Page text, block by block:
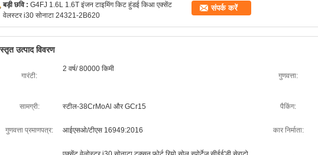
बड़ी छवि : G4FJ 1.6L 1.6T इंजन टाइमिंग किट हुंडई किआ एक्सेंट
वेलस्टर i30 सोनाटा 24321-2B620
संपर्क करें
उत्पाद विवरण
गारंटी:
2 वर्ष/ 80000 किमी
गुणवत्ता:
सामग्री: स्टील-38CrMoAl और GCr15 पैकिंग:
गुणवत्ता प्रमाणपत्र: आईएसओ/टीएस 16949:2016 कार निर्माता: